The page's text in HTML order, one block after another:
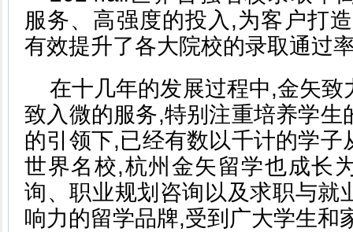
服务、高强度的投入,为客户打
有效提升了各大院校的录取通过
在十几年的发展过程中,金矢致
致入微的服务,特别注重培养学生
的引领下,已经有数以千计的学子
世界名校,杭州金矢留学也成长
询、职业规划咨询以及求职与就
响力的留学品牌,受到广大学生和